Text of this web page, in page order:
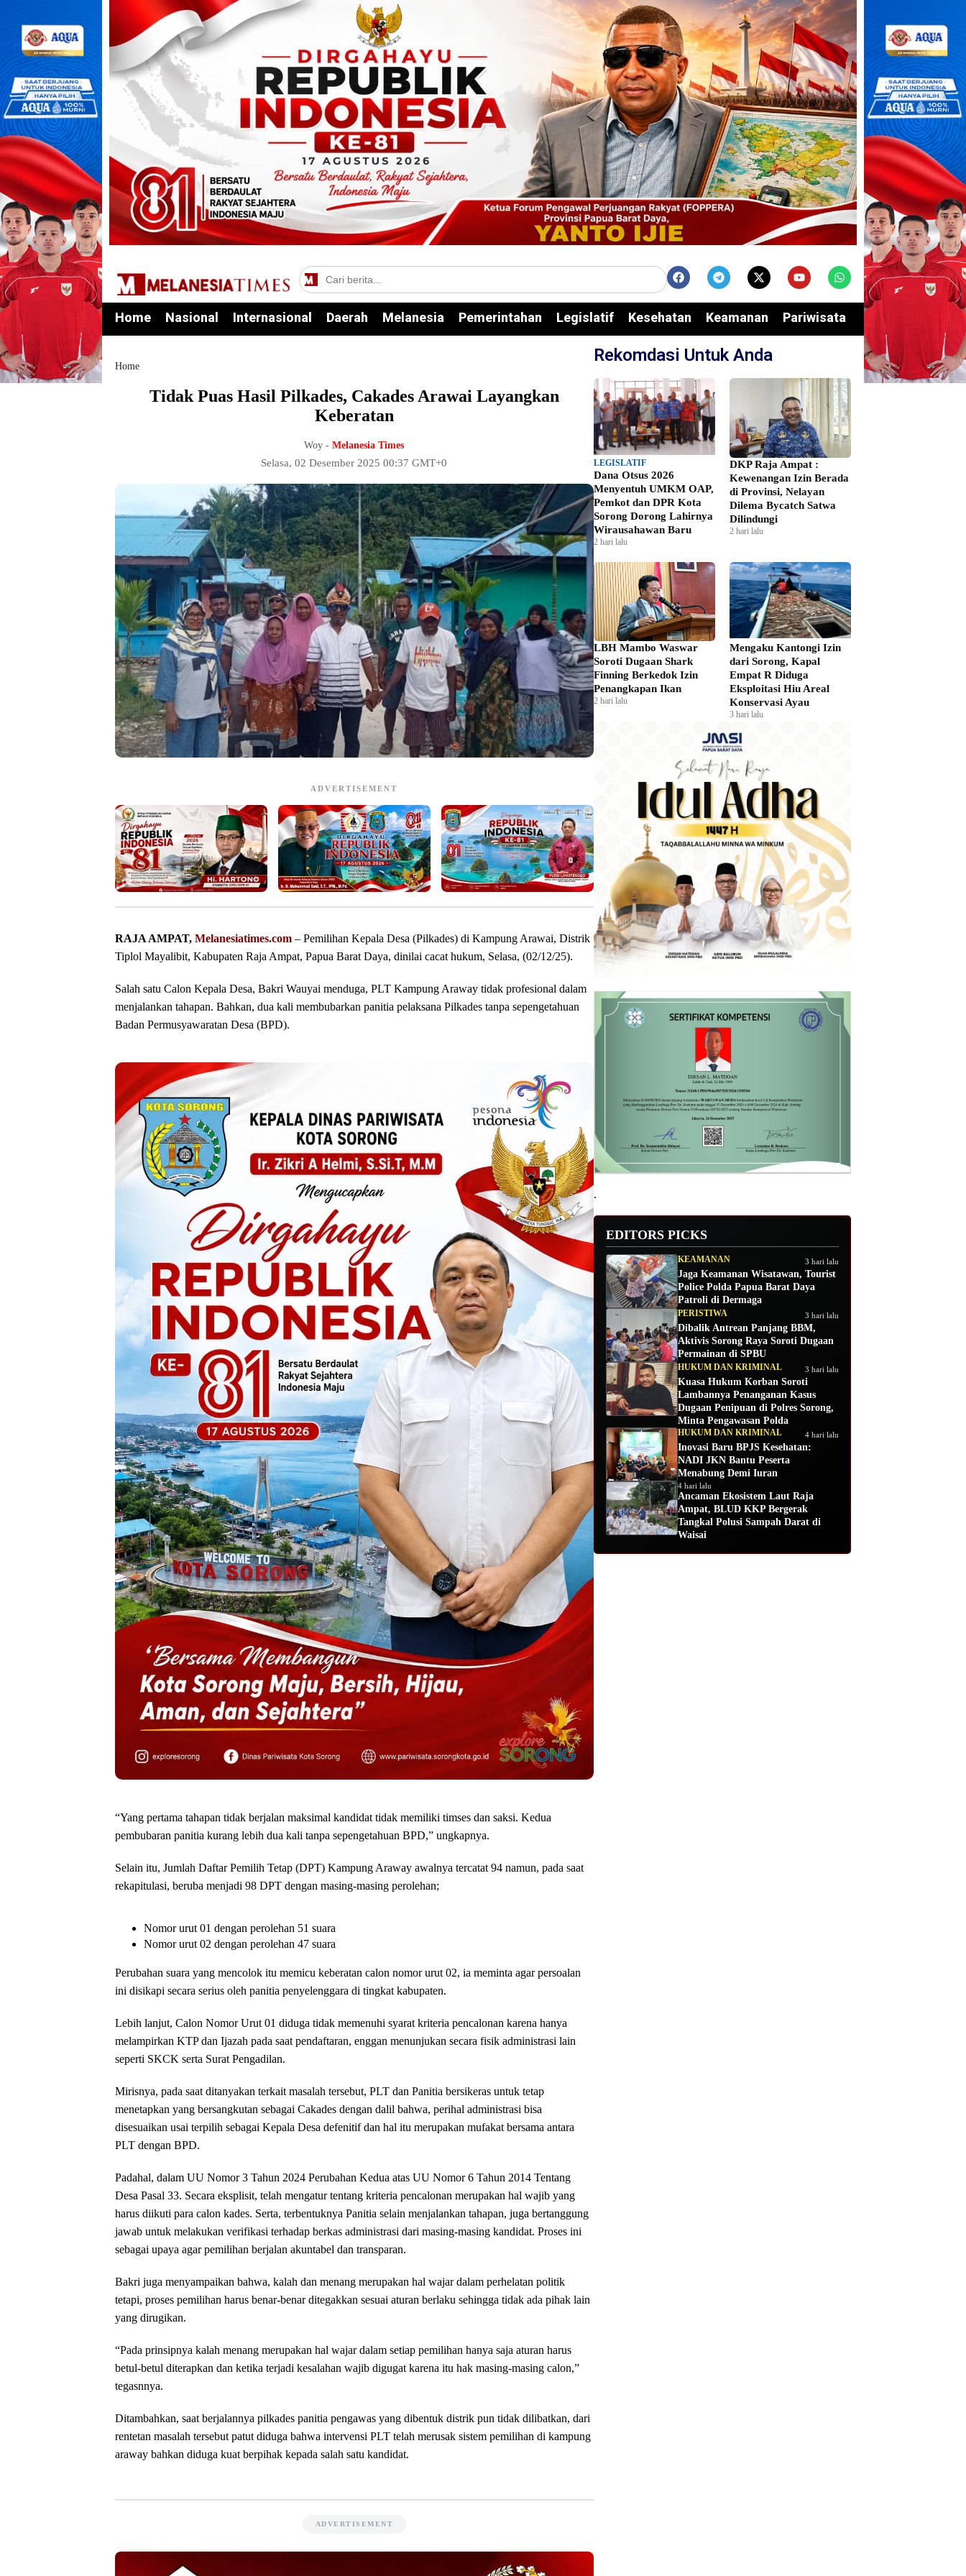
Home Nasional Internasional Daerah Melanesia Pemerintahan Legislatif Kesehatan Keamanan Pariwisata Edukasi
Home
Tidak Puas Hasil Pilkades, Cakades Arawai Layangkan
Keberatan
Woy -Melanesia Times
Selasa, 02 Desember 2025 00:37 GMT+0
ADVERTISEMENT
RAJA AMPAT, Melanesiatimes.com – Pemilihan Kepala Desa (Pilkades) di Kampung Arawai, Distrik
Tiplol Mayalibit, Kabupaten Raja Ampat, Papua Barat Daya, dinilai cacat hukum, Selasa, (02/12/25).
Salah satu Calon Kepala Desa, Bakri Wauyai menduga, PLT Kampung Araway tidak profesional dalam
menjalankan tahapan. Bahkan, dua kali membubarkan panitia pelaksana Pilkades tanpa sepengetahuan
Badan Permusyawaratan Desa (BPD).
“Yang pertama tahapan tidak berjalan maksimal kandidat tidak memiliki timses dan saksi. Kedua
pembubaran panitia kurang lebih dua kali tanpa sepengetahuan BPD,” ungkapnya.
Selain itu, Jumlah Daftar Pemilih Tetap (DPT) Kampung Araway awalnya tercatat 94 namun, pada saat
rekapitulasi, beruba menjadi 98 DPT dengan masing-masing perolehan;
Nomor urut 01 dengan perolehan 51 suara
Nomor urut 02 dengan perolehan 47 suara
Perubahan suara yang mencolok itu memicu keberatan calon nomor urut 02, ia meminta agar persoalan
ini disikapi secara serius oleh panitia penyelenggara di tingkat kabupaten.
Lebih lanjut, Calon Nomor Urut 01 diduga tidak memenuhi syarat kriteria pencalonan karena hanya
melampirkan KTP dan Ijazah pada saat pendaftaran, enggan menunjukan secara fisik administrasi lain
seperti SKCK serta Surat Pengadilan.
Mirisnya, pada saat ditanyakan terkait masalah tersebut, PLT dan Panitia bersikeras untuk tetap
menetapkan yang bersangkutan sebagai Cakades dengan dalil bahwa, perihal administrasi bisa
disesuaikan usai terpilih sebagai Kepala Desa defenitif dan hal itu merupakan mufakat bersama antara
PLT dengan BPD.
Padahal, dalam UU Nomor 3 Tahun 2024 Perubahan Kedua atas UU Nomor 6 Tahun 2014 Tentang
Desa Pasal 33. Secara eksplisit, telah mengatur tentang kriteria pencalonan merupakan hal wajib yang
harus diikuti para calon kades. Serta, terbentuknya Panitia selain menjalankan tahapan, juga bertanggung
jawab untuk melakukan verifikasi terhadap berkas administrasi dari masing-masing kandidat. Proses ini
sebagai upaya agar pemilihan berjalan akuntabel dan transparan.
Bakri juga menyampaikan bahwa, kalah dan menang merupakan hal wajar dalam perhelatan politik
tetapi, proses pemilihan harus benar-benar ditegakkan sesuai aturan berlaku sehingga tidak ada pihak lain
yang dirugikan.
“Pada prinsipnya kalah menang merupakan hal wajar dalam setiap pemilihan hanya saja aturan harus
betul-betul diterapkan dan ketika terjadi kesalahan wajib digugat karena itu hak masing-masing calon,”
tegasnnya.
Ditambahkan, saat berjalannya pilkades panitia pengawas yang dibentuk distrik pun tidak dilibatkan, dari
rentetan masalah tersebut patut diduga bahwa intervensi PLT telah merusak sistem pemilihan di kampung
araway bahkan diduga kuat berpihak kepada salah satu kandidat.
ADVERTISEMENT
Rekomdasi Untuk Anda
LEGISLATIF
Dana Otsus 2026
Menyentuh UMKM OAP,
Pemkot dan DPR Kota
Sorong Dorong Lahirnya
Wirausahawan Baru
2 hari lalu
DKP Raja Ampat :
Kewenangan Izin Berada
di Provinsi, Nelayan
Dilema Bycatch Satwa
Dilindungi
2 hari lalu
LBH Mambo Waswar
Soroti Dugaan Shark
Finning Berkedok Izin
Penangkapan Ikan
2 hari lalu
Mengaku Kantongi Izin
dari Sorong, Kapal
Empat R Diduga
Eksploitasi Hiu Areal
Konservasi Ayau
3 hari lalu
.
EDITORS PICKS
KEAMANAN 3 hari lalu
Jaga Keamanan Wisatawan, Tourist
Police Polda Papua Barat Daya
Patroli di Dermaga
PERISTIWA 3 hari lalu
Dibalik Antrean Panjang BBM,
Aktivis Sorong Raya Soroti Dugaan
Permainan di SPBU
HUKUM DAN KRIMINAL 3 hari lalu
Kuasa Hukum Korban Soroti
Lambannya Penanganan Kasus
Dugaan Penipuan di Polres Sorong,
Minta Pengawasan Polda
HUKUM DAN KRIMINAL 4 hari lalu
Inovasi Baru BPJS Kesehatan:
NADI JKN Bantu Peserta
Menabung Demi Iuran
4 hari lalu
Ancaman Ekosistem Laut Raja
Ampat, BLUD KKP Bergerak
Tangkal Polusi Sampah Darat di
Waisai